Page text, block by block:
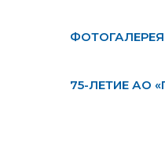
ФОТОГАЛЕРЕЯ
75-ЛЕТИЕ АО